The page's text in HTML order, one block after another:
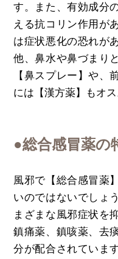
す。また、有効成分
える抗コリン作用が
は症状悪化の恐れが
他、鼻水や鼻づまり
【鼻スプレー】や、
には【漢方薬】もオス
●総合感冒薬の
風邪で【総合感冒薬
いのではないでしょ
まざまな風邪症状を
鎮痛薬、鎮咳薬、去
分が配合されていま